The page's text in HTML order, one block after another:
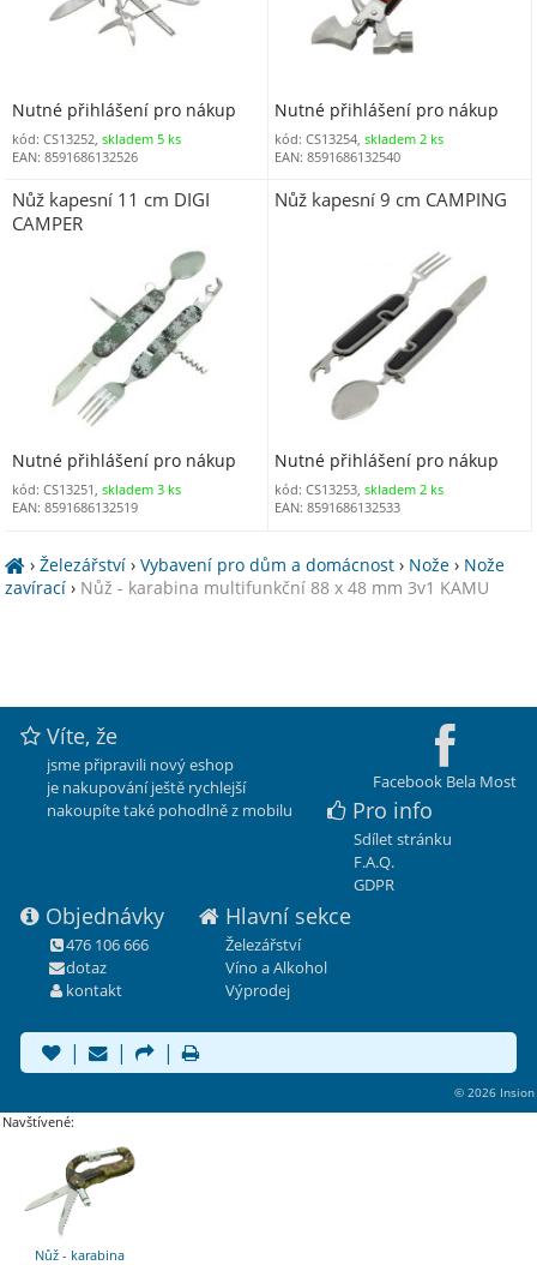
Nutné přihlášení pro nákup
kód: CS13252, skladem 5 ks
EAN: 8591686132526
Nutné přihlášení pro nákup
kód: CS13254,skladem 2 ks
EAN: 8591686132540
Nůž kapesní 11 cm DIGI
CAMPER
Nutné přihlášení pro nákup
kód: CS13251, skladem 3 ks
EAN: 8591686132519
Nůž kapesní 9 cm CAMPING
Nutné přihlášení pro nákup
kód: CS13253,skladem 2 ks
EAN: 8591686132533
›Železářství ›Vybavení pro dům a domácnost › Nože › Nože
zavírací › Nůž - karabina multifunkční 88 x 48 mm 3v1 KAMU
Facebook Bela Most
Víte, že
jsme připravili nový eshop
je nakupování ještě rychlejší
nakoupíte také pohodlně z mobilu
Pro info
Sdílet stránku
F.A.Q.
GDPR
Objednávky
476 106 666
dotaz
kontakt
Hlavní sekce
Železářství
Víno a Alkohol
Výprodej
| | |
© 2026 Insion
Navštívené:
Nůž - karabina